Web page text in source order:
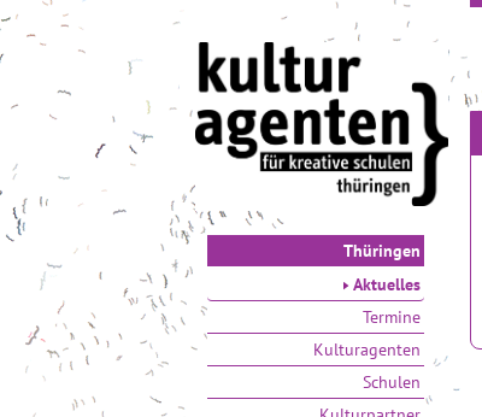
Thüringen
Aktuelles
Termine
Kulturagenten
Schulen